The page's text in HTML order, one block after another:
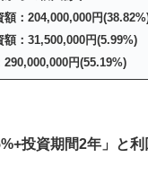
額：204,000,000円
額：31,500,000円(5.99%)
290,000,000円(55.19%)
投資期間2年」と